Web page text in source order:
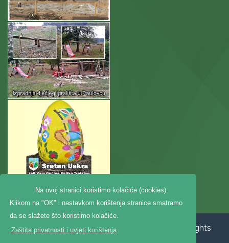
Na ovoj stranici koristimo kolačiće (cookies).
Klikom na "OK" i nastavkom korištenja stranice smatramo
da se slažete što koristimo kolačiće.
Zaštita privatnosti i uvjeti korištenja
Copyright ©2020. Općina Veliko Trojstvo, All Rights